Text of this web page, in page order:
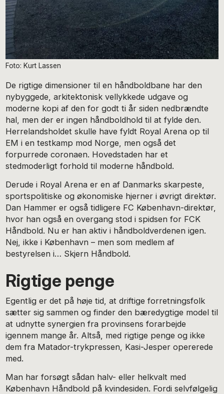
Foto: Kurt Lassen
De rigtige dimensioner til en håndboldbane har den
nybyggede, arkitektonisk vellykkede udgave og
moderne kopi af den for godt ti år siden nedbrændte
hal, men der er ingen håndboldhold til at fylde den.
Herrelandsholdet skulle have fyldt Royal Arena op til
EM i en testkamp mod Norge, men også det
forpurrede coronaen. Hovedstaden har et
stedmoderligt forhold til moderne håndbold.
Derude i Royal Arena er en af Danmarks skarpeste,
sportspolitiske og økonomiske hjerner i øvrigt direktør.
Dan Hammer er også tidligere FC København-direktør,
hvor han også en overgang stod i spidsen for FCK
Håndbold. Nu er han aktiv i håndboldverdenen igen.
Nej, ikke i København – men som medlem af
bestyrelsen i… Skjern Håndbold.
Rigtige penge
Egentlig er det på høje tid, at driftige forretningsfolk
sætter sig sammen og finder den bæredygtige model til
at udnytte synergien fra provinsens forarbejde
igennem mange år. Altså, med rigtige penge og ikke
dem fra Matador-trykpressen, Kasi-Jesper opererede
med.
Man har forsøgt sådan halv- eller helkvalt med
København Håndbold på kvindesiden. Fordi selvfølgelig